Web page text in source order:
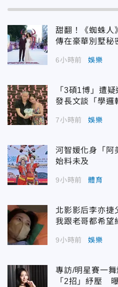
甜翻！《蜘蛛
傳在豪華別墅秘
6小時前 娛樂
「3碩1博」遭
發長文談「學邏
7小時前 娛樂
河智媛化身「阿
始料未及
9小時前 體育
北影影后李亦捷
我跟老哥都希望
9小時前 娛樂
專訪/明星賽一
「2招」紓壓